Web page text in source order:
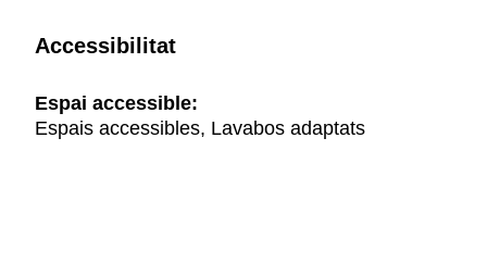
Accessibilitat
Espai accessible:
Espais accessibles, Lavabos adaptats